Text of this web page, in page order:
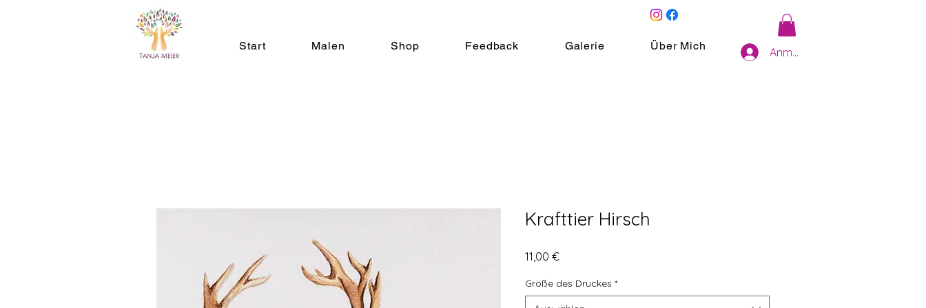
Start Malen Shop Feedback Galerie Über Mich Anmelden
Krafttier Hirsch
11,00 €Preis
Größe des Druckes *